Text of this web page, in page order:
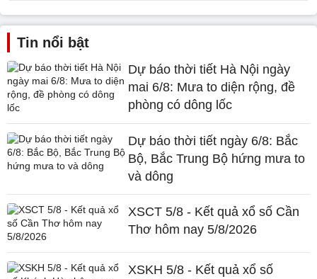
Tin nổi bật
Dự báo thời tiết Hà Nội ngày
mai 6/8: Mưa to diện rộng, đề
phòng có dông lốc
Dự báo thời tiết ngày 6/8: Bắc
Bộ, Bắc Trung Bộ hứng mưa to
và dông
XSCT 5/8 - Kết quả xổ số Cần
Thơ hôm nay 5/8/2026
XSKH 5/8 - Kết quả xổ số